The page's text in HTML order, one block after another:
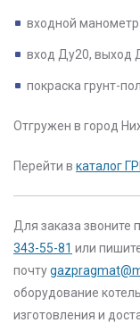
входной
вход Ду20, выход
покраска грунт-
Отгружен в город
Перейти в каталог
Для заказа звоните
343-55-81 или
почту
оборудование
изготовления и